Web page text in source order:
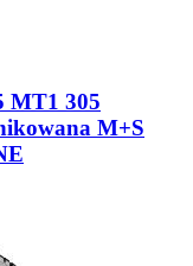
MT1 305
M+S